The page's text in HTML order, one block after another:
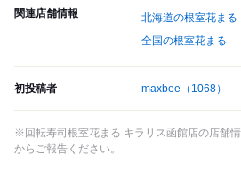
関連店舗情報
北海道の根室花まる
全国の根室花まる
初投稿者 maxbee （1068）
※回転寿司根室花まる キラリス函館店の店舗
からご報告ください。